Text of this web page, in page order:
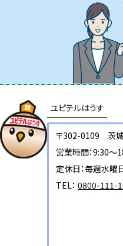
ユピテルはうす
〒302-0109 茨
営業時間：9:30～
定休日：毎週水曜
TEL： 0800-111-